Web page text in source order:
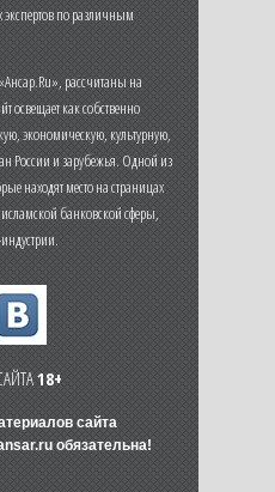
по различным
рассчитаны на
освещает как собственно
экономическую, культурную,
России и зарубежья. Одной из
находят место на страницах
банковской сферы,
18+
сайта
обязательна!